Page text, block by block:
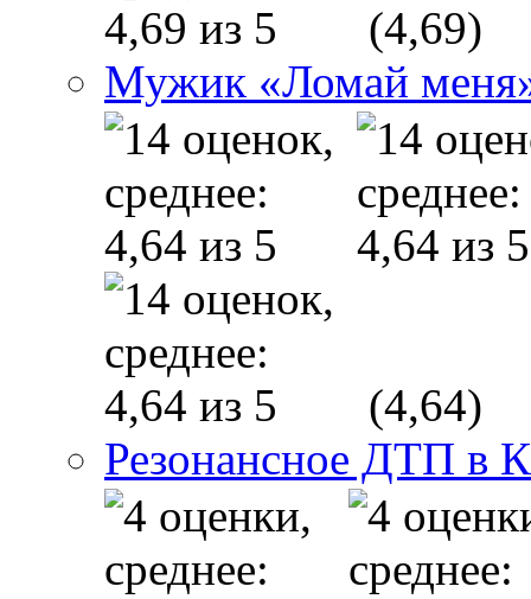
(4,69)
Мужик «Ломай
(4,64)
Резонансное ДТП в